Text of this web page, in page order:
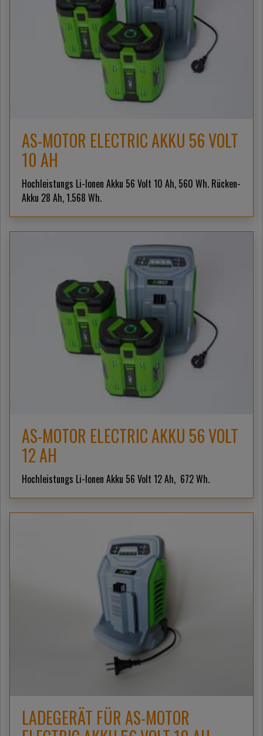
AS-MOTOR ELECTRIC AKKU 56 VOLT
10 AH
Hochleistungs Li-Ionen Akku 56 Volt 10 Ah, 560 Wh. Rücken-
Akku 28 Ah, 1.568 Wh.
AS-MOTOR ELECTRIC AKKU 56 VOLT
12 AH
Hochleistungs Li-Ionen Akku 56 Volt 12 Ah, 672 Wh.
LADEGERÄT FÜR AS-MOTOR